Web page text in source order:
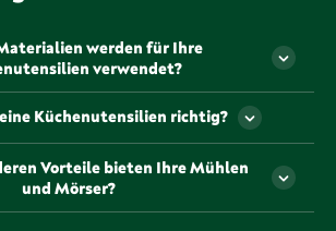
werden für Ihre
verwendet?
werden aus hochwertigen,
gefertigt, die sorgfältig
um Ihnen ein optimales
Von robustem Edelstahl bis
Glas – wir achten darauf, dass
funktional als auch ästhetisch
Küchenutensilien richtig?
ab. In der Regel sollten sie nach
Wasser und einem milden
Vorteile bieten Ihre Mühlen
und Mörser?